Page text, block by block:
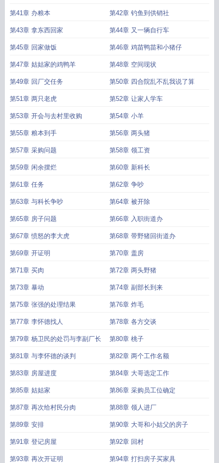
第41章 办粮本 第42章 钓鱼到供销社
第43章 拿东西回家 第44章 又一辆自行车
第45章 回家做饭 第46章 鸡苗鸭苗和小猪仔
第47章 姑姑家的鸡鸭羊 第48章 空间现状
第49章 回厂交任务 第50章 四合院乱不乱我说了算
第51章 两只老虎 第52章 让家人学车
第53章 开会与去村里收购 第54章 小羊
第55章 粮本到手 第56章 两头猪
第57章 采购问题 第58章 领工资
第59章 闲余摆烂 第60章 新科长
第61章 任务 第62章 争吵
第63章 与科长争吵 第64章 被开除
第65章 房子问题 第66章 入职街道办
第67章 愤怒的李大虎 第68章 带野猪回街道办
第69章 开证明 第70章 盖房
第71章 买肉 第72章 两头野猪
第73章 暴动 第74章 副部长到来
第75章 张强的处理结果 第76章 炸毛
第77章 李怀德找人 第78章 各方交谈
第79章 杨卫民的处罚与李副厂长 第80章 桃子
第81章 与李怀德的谈判 第82章 两个工作名额
第83章 房屋进度 第84章 大哥选定工作
第85章 姑姑家 第86章 采购员工位确定
第87章 再次给村民分肉 第88章 领人进厂
第89章 安排 第90章 大哥和小姑父的房子
第91章 登记房屋 第92章 回村
第93章 再次开证明 第94章 打扫房子买家具